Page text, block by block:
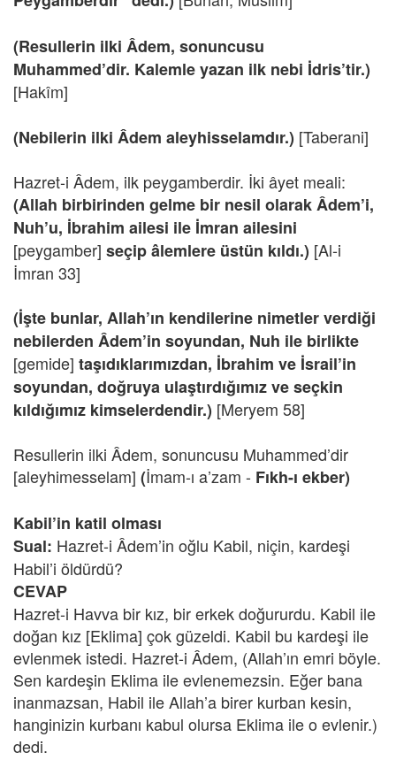
(Resullerin ilki Âdem, sonuncusu
Muhammed’dir. Kalemle yazan ilk nebi İdris’tir.)
[Hakîm]
(Nebilerin ilki Âdem aleyhisselamdır.) [Taberani]
Hazret-i Âdem, ilk peygamberdir. İki âyet meali:
(Allah birbirinden gelme bir nesil olarak Âdem’i,
Nuh’u, İbrahim ailesi ile İmran ailesini
[peygamber] seçip âlemlere üstün kıldı.) [Al-i
İmran 33]
(İşte bunlar, Allah’ın kendilerine nimetler verdiği
nebilerden Âdem’in soyundan, Nuh ile birlikte
[gemide] taşıdıklarımızdan, İbrahim ve İsrail’in
soyundan, doğruya ulaştırdığımız ve seçkin
kıldığımız kimselerdendir.) [Meryem 58]
Resullerin ilki Âdem, sonuncusu Muhammed’dir
[aleyhimesselam] (İmam-ı a’zam - Fıkh-ı ekber)
Kabil’in katil olması
Sual: Hazret-i Âdem’in oğlu Kabil, niçin, kardeşi
Habil’i öldürdü?
CEVAP
Hazret-i Havva bir kız, bir erkek doğururdu. Kabil ile
doğan kız [Eklima] çok güzeldi. Kabil bu kardeşi ile
evlenmek istedi. Hazret-i Âdem, (Allah’ın emri böyle.
Sen kardeşin Eklima ile evlenemezsin. Eğer bana
inanmazsan, Habil ile Allah’a birer kurban kesin,
hanginizin kurbanı kabul olursa Eklima ile o evlenir.)
dedi.